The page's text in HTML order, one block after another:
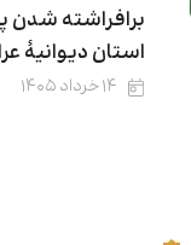
برافراشته شدن
استان دیوانیۀ
۱۴ خرداد ۱۴۰۵